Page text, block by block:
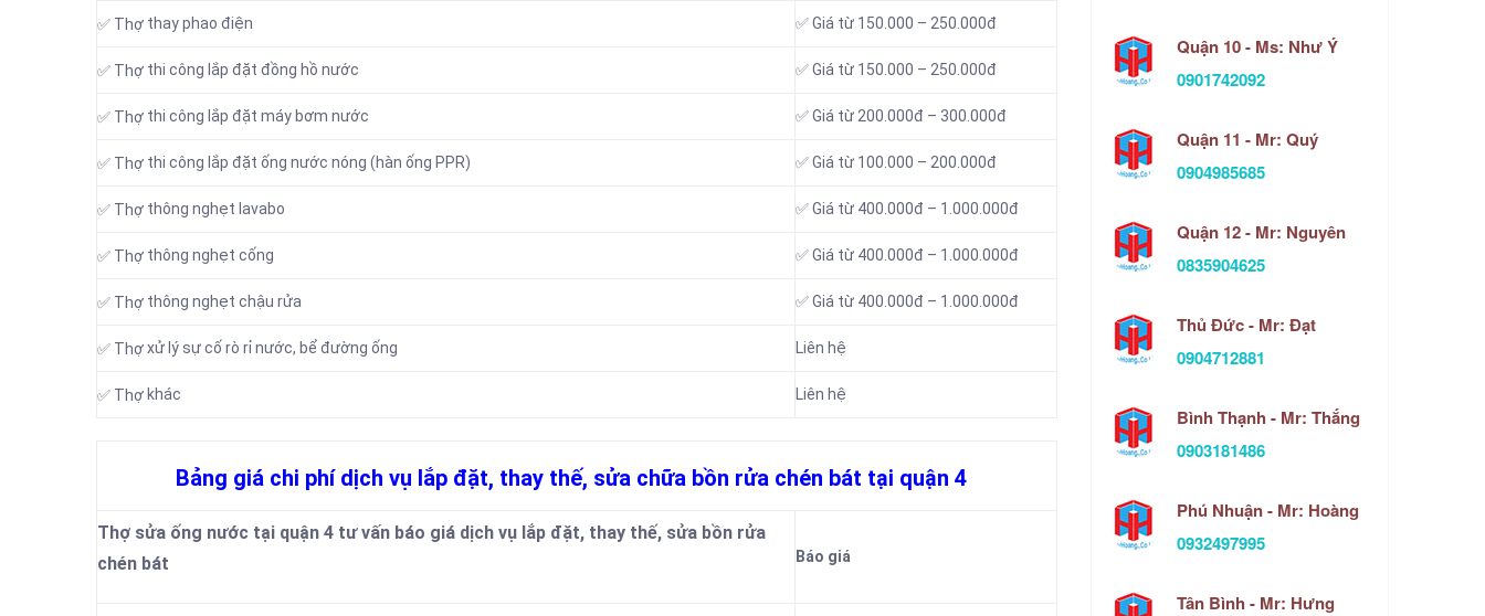
✅ Thợ thay phao điện ✅ Giá từ 150.000 – 250.000đ
✅ Thợ thi công lắp đặt đồng hồ nước ✅ Giá từ 150.000 – 250.000đ
✅ Thợ thi công lắp đặt máy bơm nước ✅ Giá từ 200.000đ – 300.000đ
✅ Thợ thi công lắp đặt ống nước nóng (hàn ống PPR) ✅ Giá từ 100.000 – 200.000đ
✅ Thợ thông nghẹt lavabo ✅ Giá từ 400.000đ – 1.000.000đ
✅ Thợ thông nghẹt cống ✅ Giá từ 400.000đ – 1.000.000đ
✅ Thợ thông nghẹt chậu rửa ✅ Giá từ 400.000đ – 1.000.000đ
✅ Thợxử lý sự cố rò rỉ nước, bể đường ống Liên hệ
✅ Thợ khác Liên hệ
Bảng giá chi phí dịch vụ lắp đặt, thay thế, sửa chữa bồn rửa chén bát tại quận 4
Thợ sửa ống nước tại quận 4 tư vấn báo giá dịch vụ lắp đặt, thay thế, sửa bồn rửa
chén bát
Báo giá
Quận 10 - Ms: Như Ý
0901742092
Quận 11 - Mr: Quý
0904985685
Quận 12 - Mr: Nguyên
0835904625
Thủ Đức - Mr: Đạt
0904712881
Bình Thạnh - Mr: Thắng
0903181486
Phú Nhuận - Mr: Hoàng
0932497995
Tân Bình - Mr: Hưng